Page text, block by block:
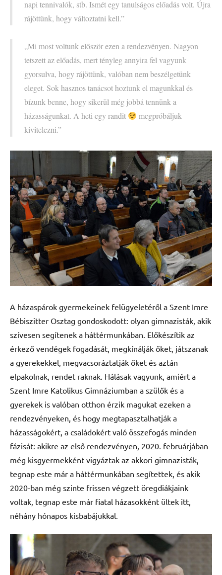
napi tennivalók, stb. Ismét egy tanulságos előadás volt. Újra
rájöttünk, hogy változtatni kell.”
„Mi most voltunk először ezen a rendezvényen. Nagyon
tetszett az előadás, mert tényleg annyira fel vagyunk
gyorsulva, hogy rájöttünk, valóban nem beszélgetünk
eleget. Sok hasznos tanácsot hoztunk el magunkkal és
bízunk benne, hogy sikerül még jobbá tennünk a
házasságunkat. A heti egy randit
megpróbáljuk
kivitelezni.”
A házaspárok gyermekeinek felügyeletéről a Szent Imre
Bébiszitter Osztag gondoskodott: olyan gimnazisták, akik
szívesen segítenek a háttérmunkában. Előkészítik az
érkező vendégek fogadását, megkínálják őket, játszanak
a gyerekekkel, megvacsoráztatják őket és aztán
elpakolnak, rendet raknak. Hálásak vagyunk, amiért a
Szent Imre Katolikus Gimnáziumban a szülők és a
gyerekek is valóban otthon érzik magukat ezeken a
rendezvényeken, és hogy megtapasztalhatják a
házasságokért, a családokért való összefogás minden
fázisát: akikre az első rendezvényen, 2020. februárjában
még kisgyermekként vigyáztak az akkori gimnazisták,
tegnap este már a háttérmunkában segítettek, és akik
2020-ban még szinte frissen végzett öregdiákjaink
voltak, tegnap este már fiatal házasokként ültek itt,
néhány hónapos kisbabájukkal.